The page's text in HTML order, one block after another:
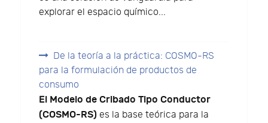
explorar el espacio químico...
De la teoría a la práctica: COSMO-RS
para la formulación de productos de
consumo
El Modelo de Cribado Tipo Conductor
(COSMO-RS) es la base teórica para la